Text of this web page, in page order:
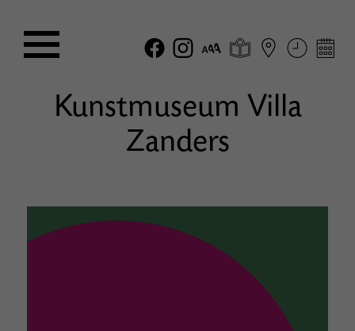
Kunstmuseum Villa
Zanders